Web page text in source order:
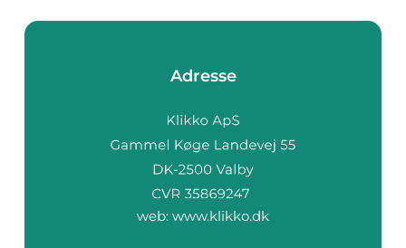
Adresse
web: www.klikko.dk